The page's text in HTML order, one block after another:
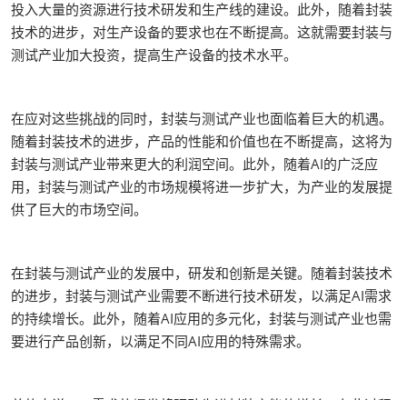
投入大量的资源进行技术研发和生产线的建设。此外，随着封装
技术的进步，对生产设备的要求也在不断提高。这就需要封装与
测试产业加大投资，提高生产设备的技术水平。
在应对这些挑战的同时，封装与测试产业也面临着巨大的机遇。
随着封装技术的进步，产品的性能和价值也在不断提高，这将为
封装与测试产业带来更大的利润空间。此外，随着AI的广泛应
用，封装与测试产业的市场规模将进一步扩大，为产业的发展提
供了巨大的市场空间。
在封装与测试产业的发展中，研发和创新是关键。随着封装技术
的进步，封装与测试产业需要不断进行技术研发，以满足AI需求
的持续增长。此外，随着AI应用的多元化，封装与测试产业也需
要进行产品创新，以满足不同AI应用的特殊需求。